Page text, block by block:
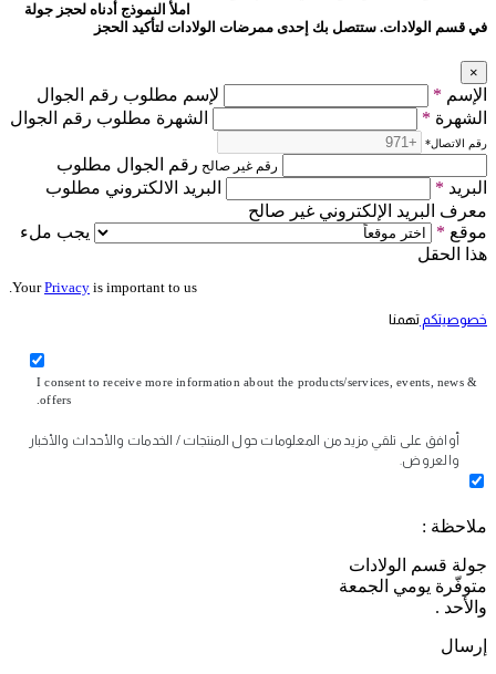
املأ النموذج أدناه لحجز جولة
في قسم الولادات. ستتصل بك إحدى ممرضات الولادات لتأكيد الحجز
×
الإسم *
لإسم مطلوب رقم الجوال
الشهرة * الشهرة مطلوب رقم الجوال
رقم الاتصال*
رقم غير صالح رقم الجوال مطلوب
البريد *
البريد الالكتروني مطلوب
معرف البريد الإلكتروني غير صالح
موقع *
يجب ملء
هذا الحقل
YourPrivacy is important to us.
خصوصيتكم تهمنا
I consent to receive more information about the products/services, events, news &
offers.
أوافق على تلقي مزيد من المعلومات حول المنتجات / الخدمات والأحداث والأخبار
والعروض.
ملاحظة :
جولة قسم الولادات
متوفّرة يومي الجمعة
والأحد .
إرسال